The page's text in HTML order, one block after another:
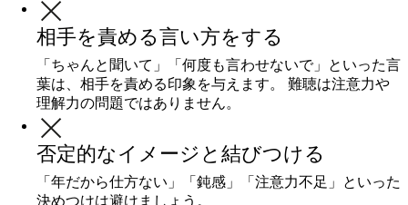
相手を責める言い方をする
「ちゃんと聞いて」「何度も言わせないで」といった言
葉は、相手を責める印象を与えます。 難聴は注意力や
理解力の問題ではありません。
否定的なイメージと結びつける
「年だから仕方ない」「鈍感」「注意力不足」といった
決めつけは避けましょう。